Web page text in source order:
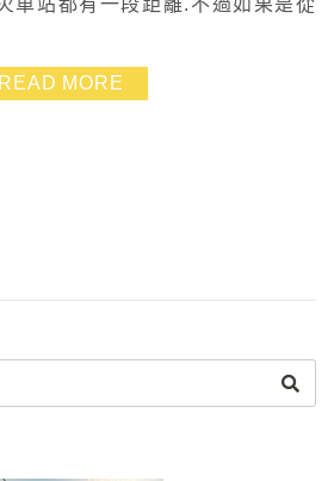
車站都有一段距離.不過如果是從
之外.鍋物有些也很特別.像是以長
研究著.該丟麻辣那邊好.還是清湯
READ MORE